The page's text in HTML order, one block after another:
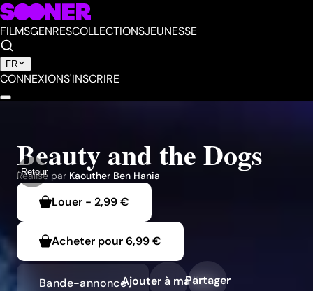
FILMSGENRESCOLLECTIONSJEUNESSE
FR
CONNEXIONS'INSCRIRE
Retour
Beauty and the Dogs
Réalisé par Kaouther Ben Hania
Louer - 2,99 €
Acheter pour6,99 €
Bande-annonceAjouter à ma liste
Partager